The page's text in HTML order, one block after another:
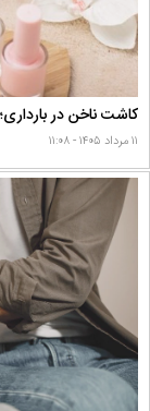
کاشت ناخن در
۱۱ مرداد ۱۴۰۵ - ۱۱:۰۸